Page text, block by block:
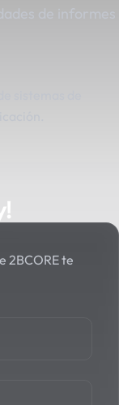
2BCORE te